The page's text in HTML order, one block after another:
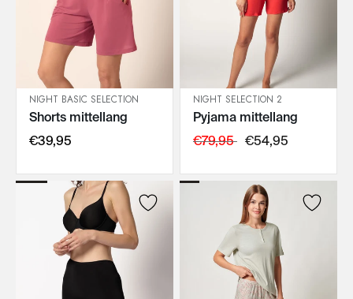
IN DEN WARENKORB
NIGHT BASIC SELECTION
Shorts mittellang
€39,95
IN DEN WARENKORB
NIGHT SELECTION 2
Pyjama mittellang
€79,95 €54,95